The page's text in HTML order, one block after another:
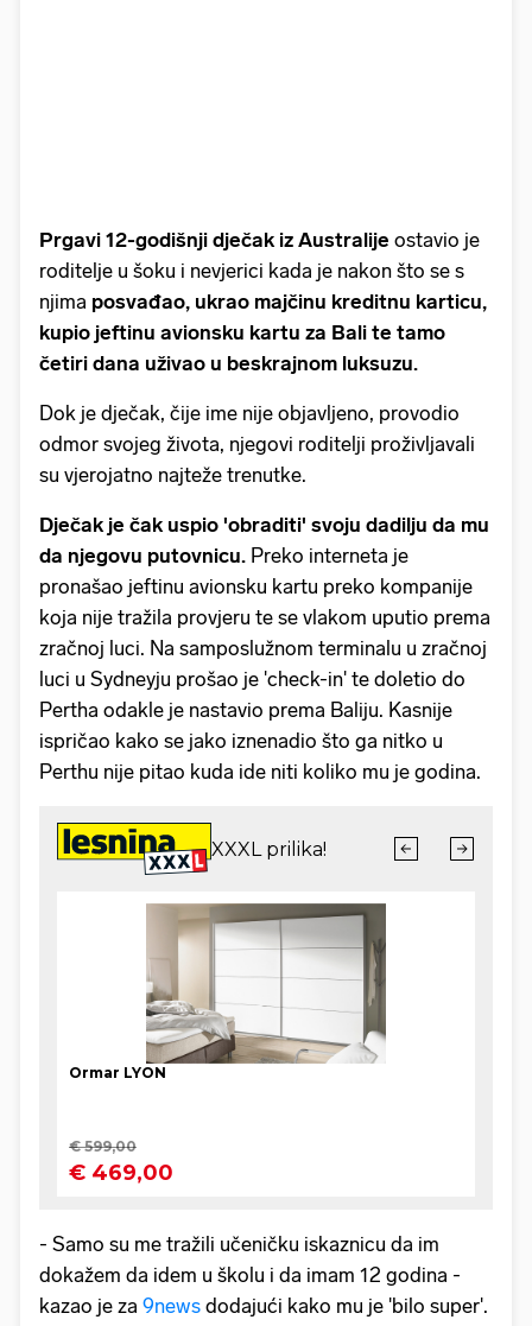
Prgavi 12-godišnji dječak iz Australije ostavio je
roditelje u šoku i nevjerici kada je nakon što se s
njima posvađao, ukrao majčinu kreditnu karticu,
kupio jeftinu avionsku kartu za Bali te tamo
četiri dana uživao u beskrajnom luksuzu.
Dok je dječak, čije ime nije objavljeno, provodio
odmor svojeg života, njegovi roditelji proživljavali
su vjerojatno najteže trenutke.
Dječak je čak uspio 'obraditi' svoju dadilju da mu
da njegovu putovnicu. Preko interneta je
pronašao jeftinu avionsku kartu preko kompanije
koja nije tražila provjeru te se vlakom uputio prema
zračnoj luci. Na samposlužnom terminalu u zračnoj
luci u Sydneyju prošao je 'check-in' te doletio do
Pertha odakle je nastavio prema Baliju. Kasnije
ispričao kako se jako iznenadio što ga nitko u
Perthu nije pitao kuda ide niti koliko mu je godina.
- Samo su me tražili učeničku iskaznicu da im
dokažem da idem u školu i da imam 12 godina -
kazao je za 9news dodajući kako mu je 'bilo super'.